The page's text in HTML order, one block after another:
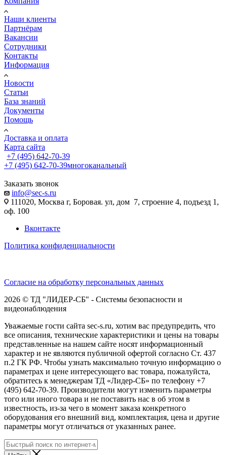
Наши клиенты
Партнёрам
Вакансии
Сотрудники
Контакты
Информация
Новости
Статьи
База знаний
Документы
Помощь
Доставка и оплата
Карта сайта
+7 (495) 642-70-39
+7 (495) 642-70-39многоканальный
Заказать звонок
info@sec-s.ru
111020, Москва г, Боровая. ул, дом 7, строение 4, подъезд 1,
оф. 100
Вконтакте
Политика конфиденциальности
Согласие на обработку персональных данных
2026 © ТД "ЛИДЕР-СБ" - Системы безопасности и
видеонаблюдения
Уважаемые гости сайта sec-s.ru, хотим вас предупредить, что
все описания, технические характеристики и цены на товары
представленные на нашем сайте носят информационный
характер и не являются публичной офертой согласно Ст. 437
п.2 ГК РФ. Чтобы узнать максимально точную информацию о
параметрах и цене интересующего вас товара, пожалуйста,
обратитесь к менеджерам ТД «Лидер-СБ» по телефону +7
(495) 642-70-39. Производители могут изменить параметры
того или иного товара и не поставить нас в об этом в
известность, из-за чего в момент заказа конкретного
оборудования его внешний вид, комплектация, цена и другие
параметры могут отличаться от указанных ранее.